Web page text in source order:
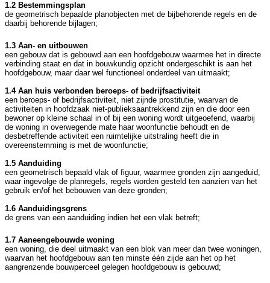
1.2 Bestemmingsplan
de geometrisch bepaalde planobjecten met de bijbehorende regels en de
daarbij behorende bijlagen;
1.3 Aan- en uitbouwen
een gebouw dat is gebouwd aan een hoofdgebouw waarmee het in directe
verbinding staat en dat in bouwkundig opzicht ondergeschikt is aan het
hoofdgebouw, maar daar wel functioneel onderdeel van uitmaakt;
1.4 Aan huis verbonden beroeps- of bedrijfsactiviteit
een beroeps- of bedrijfsactiviteit, niet zijnde prostitutie, waarvan de
activiteiten in hoofdzaak niet-publieksaantrekkend zijn en die door een
bewoner op kleine schaal in of bij een woning wordt uitgeoefend, waarbij
de woning in overwegende mate haar woonfunctie behoudt en de
desbetreffende activiteit een ruimtelijke uitstraling heeft die in
overeenstemming is met de woonfunctie;
1.5 Aanduiding
een geometrisch bepaald vlak of figuur, waarmee gronden zijn aangeduid,
waar ingevolge de planregels, regels worden gesteld ten aanzien van het
gebruik en/of het bebouwen van deze gronden;
1.6 Aanduidingsgrens
de grens van een aanduiding indien het een vlak betreft;
1.7 Aaneengebouwde woning
een woning, die deel uitmaakt van een blok van meer dan twee woningen,
waarvan het hoofdgebouw aan ten minste één zijde aan het op het
aangrenzende bouwperceel gelegen hoofdgebouw is gebouwd;